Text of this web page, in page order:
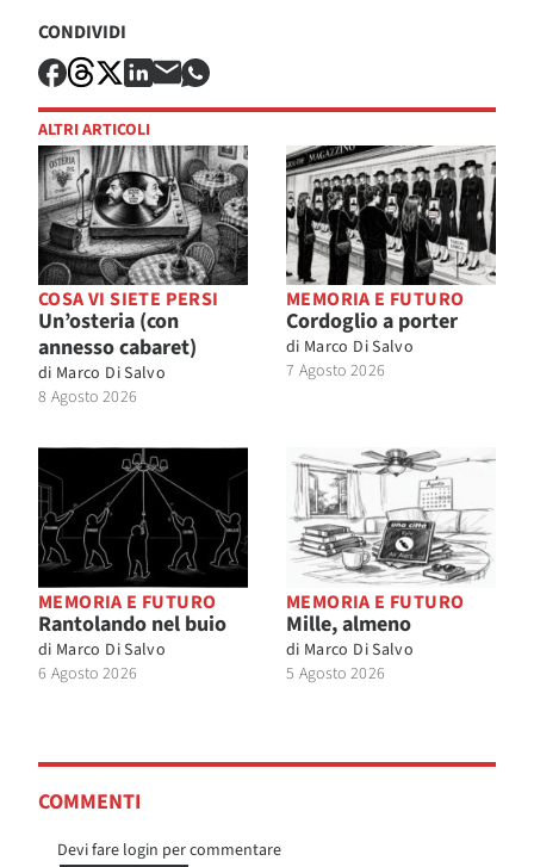
CONDIVIDI
ALTRI ARTICOLI
COSA VI SIETE PERSI
Un’osteria (con
annesso cabaret)
di Marco Di Salvo
8 Agosto 2026
MEMORIA E FUTURO
Cordoglio a porter
di Marco Di Salvo
7 Agosto 2026
MEMORIA E FUTURO
Rantolando nel buio
di Marco Di Salvo
6 Agosto 2026
MEMORIA E FUTURO
Mille, almeno
di Marco Di Salvo
5 Agosto 2026
COMMENTI
Devi fare login per commentare